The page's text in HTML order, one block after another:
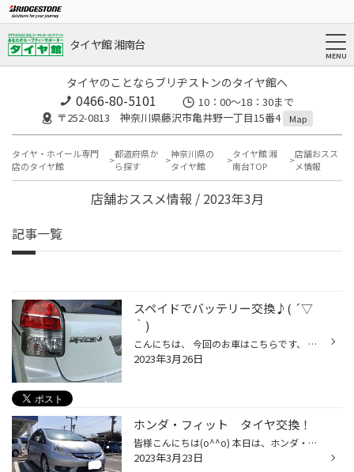
タイヤ館 湘南台
タイヤのことならブリヂストンのタイヤ館へ
0466-80-5101
10：00～18：30まで
〒252-0813 神奈川県藤沢市亀井野一丁目15番4
Map
タイヤ・ホイール専門
店のタイヤ館
都道府県か
ら探す
神奈川県の
タイヤ館
タイヤ館 湘
南台TOP
店舗おスス
メ情報
店舗おススメ情報 / 2023年3月
記事一覧
スペイドでバッテリー交換♪( ´▽
｀)
こんにちは、 今回のお車はこちらです、 トヨタ スペイド ではでは、 作業に進んで行きます(๑>◡<๑) 現在ご使用頂いておりました商品がこちらです。 今回お取付けさせて頂く商品がこちらです♪( ´▽｀) GSユアサ ECO.R 現在も同じ商品をお使い頂いておりました。 交換作業完了です♪ 今回の作業はこちら...
2023年3月26日
ホンダ・フィット タイヤ交換！
皆様こんにちは(o^^o) 本日は、ホンダ・フィットの タイヤ交換をさせていただきました！ 以前まで装着していたタイヤがこちら！ タイヤ溝の減少と 溝の中にヒビ割れが進行しております(＞＜;) 製造年月日は2017年！ かれこれ5年ほど使用中とのこと！ このままでは雨の日の安全走行に 支障が出てしま...
2023年3月23日